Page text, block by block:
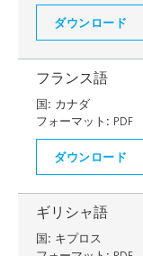
ダウンロード
フランス語
国: カナダ
フォーマット: PDF
ダウンロード
ギリシャ語
国: キプロス